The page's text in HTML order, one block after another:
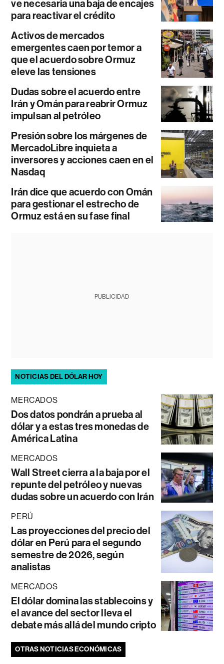
ve necesaria una baja de encajes
para reactivar el crédito
Activos de mercados
emergentes caen por temor a
que el acuerdo sobre Ormuz
eleve las tensiones
Dudas sobre el acuerdo entre
Irán y Omán para reabrir Ormuz
impulsan al petróleo
Presión sobre los márgenes de
MercadoLibre inquieta a
inversores y acciones caen en el
Nasdaq
Irán dice que acuerdo con Omán
para gestionar el estrecho de
Ormuz está en su fase final
PUBLICIDAD
NOTICIAS DEL DÓLAR HOY
MERCADOS
Dos datos pondrán a prueba al
dólar y a estas tres monedas de
América Latina
MERCADOS
Wall Street cierra a la baja por el
repunte del petróleo y nuevas
dudas sobre un acuerdo con Irán
PERÚ
Las proyecciones del precio del
dólar en Perú para el segundo
semestre de 2026, según
analistas
MERCADOS
El dólar domina las stablecoins y
el avance del sector lleva el
debate más allá del mundo cripto
OTRAS NOTICIAS ECONÓMICAS